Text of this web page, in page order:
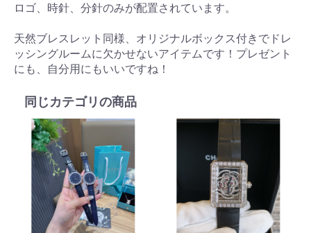
ロゴ、時針、分針のみが配置されています。
天然ブレスレット同様、オリジナルボックス付きでドレ
ッシングルームに欠かせないアイテムです！プレゼント
にも、自分用にもいいですね！
同じカテゴリの商品